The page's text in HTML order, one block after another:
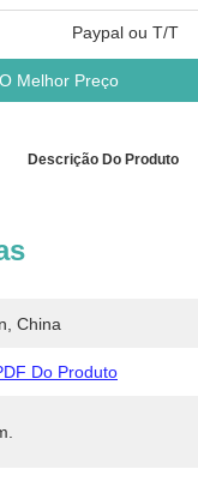
Paypal ou T/T
Melhor Preço
Descrição Do Produto
China
Do Produto